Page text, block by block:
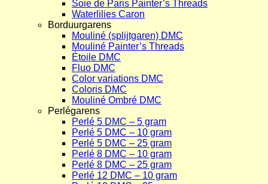
Soie de Paris Painter’s Threads
Waterlilies Caron
Borduurgarens
Mouliné (splijtgaren) DMC
Mouliné Painter’s Threads
Étoile DMC
Fluo DMC
Color variations DMC
Coloris DMC
Mouliné Ombré DMC
Perlégarens
Perlé 5 DMC – 5 gram
Perlé 5 DMC – 10 gram
Perlé 5 DMC – 25 gram
Perlé 8 DMC – 10 gram
Perlé 8 DMC – 25 gram
Perlé 12 DMC – 10 gram